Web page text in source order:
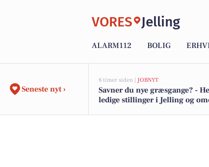
VORES Jelling
ALARM112 BOLIG
Seneste nyt ›
8 timer siden | JOBNYT
Savner du nye græsgange? -
ledige stillinger i Jelling og